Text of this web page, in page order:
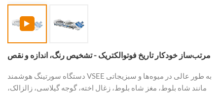
مرتب‌ساز خودکار تاریخ فوتوالکتریک - تشخیص رنگ، اندازه و نقص
دستگاه سورتینگ هوشمند VSEE به طور عالی در میوه‌ها و سبزیجاتی
مانند شاه بلوط، مغز شاه بلوط، زغال اخته، گوجه گیلاسی، زالزالک،